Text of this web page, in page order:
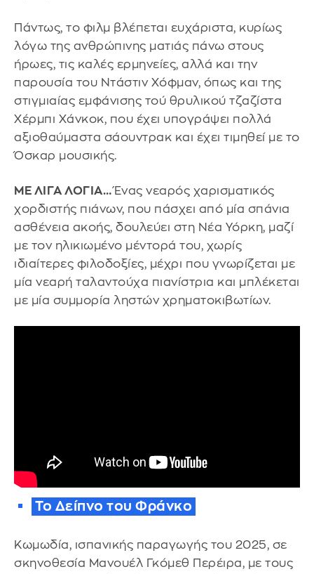
Πάντως, το φιλμ βλέπεται ευχάριστα, κυρίως
λόγω της ανθρώπινης ματιάς πάνω στους
ήρωες, τις καλές ερμηνείες, αλλά και την
παρουσία του Ντάστιν Χόφμαν, όπως και της
στιγμιαίας εμφάνισης τού θρυλικού τζαζίστα
Χέρμπι Χάνκοκ, που έχει υπογράψει πολλά
αξιοθαύμαστα σάουντρακ και έχει τιμηθεί με το
Όσκαρ μουσικής.
ΜΕ ΛΙΓΑ ΛΟΓΙΑ…Ένας νεαρός χαρισματικός
χορδιστής πιάνων, που πάσχει από μία σπάνια
ασθένεια ακοής, δουλεύει στη Νέα Υόρκη, μαζί
με τον ηλικιωμένο μέντορά του, χωρίς
ιδιαίτερες φιλοδοξίες, μέχρι που γνωρίζεται με
μία νεαρή ταλαντούχα πιανίστρια και μπλέκεται
με μία συμμορία ληστών χρηματοκιβωτίων.
Το Δείπνο του Φράνκο
Κωμωδία, ισπανικής παραγωγής του 2025, σε
σκηνοθεσία Μανουέλ Γκόμεθ Περέιρα, με τους